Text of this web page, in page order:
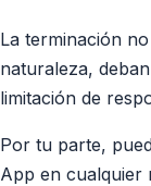
La terminación
naturaleza,
limitación de
Por tu parte,
App en cualquier